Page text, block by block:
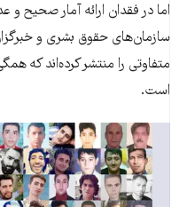
اما در فقدان ارائه آمار صحیح
سازمان‌­های حقوق بشری و
متفاوتی را منتشر کرده‌اند که
است.